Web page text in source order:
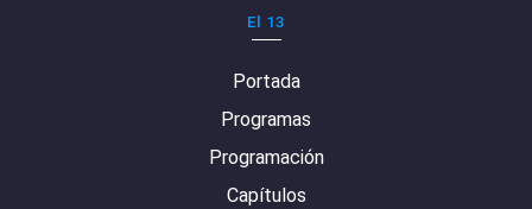
El 13
Portada
Programas
Programación
Capítulos